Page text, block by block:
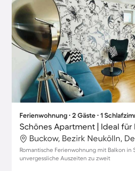
Ferienwohnung ∙ 2 Gäste ∙ 1
Schönes Apartment | Ideal
Buckow, Bezirk Neukölln,
Romantische Ferienwohnung mit Balkon in
unvergessliche Auszeiten zu zweit